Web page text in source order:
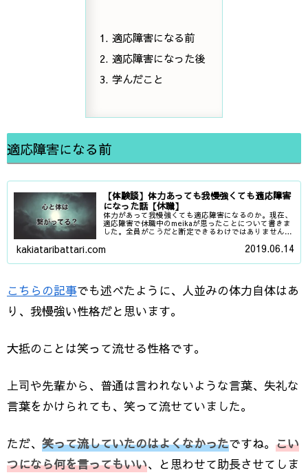
適応障害になる前
適応障害になった後
学んだこと
適応障害になる前
【体験談】体力あっても我慢強くても適応障害
になった話【休職】
体力があって我慢強くても適応障害になるのか。現在、
適応障害で休職中のmeikaが思ったことについて書きま
した。全員がこうだと断定できるわけではありません。
んでもらえたら。
kakiataribattari.com 2019.06.14
こちらの記事でも述べたように、人並みの体力自体はあ
り、我慢強い性格だと思います。
大抵のことは笑って流せる性格です。
上司や先輩から、普通は言われないような言葉、失礼な
言葉をかけられても、笑って流せていました。
ただ、 笑って流していたのはよくなかったですね。 こい
つになら何を言ってもいい、と思わせて助長させてしま